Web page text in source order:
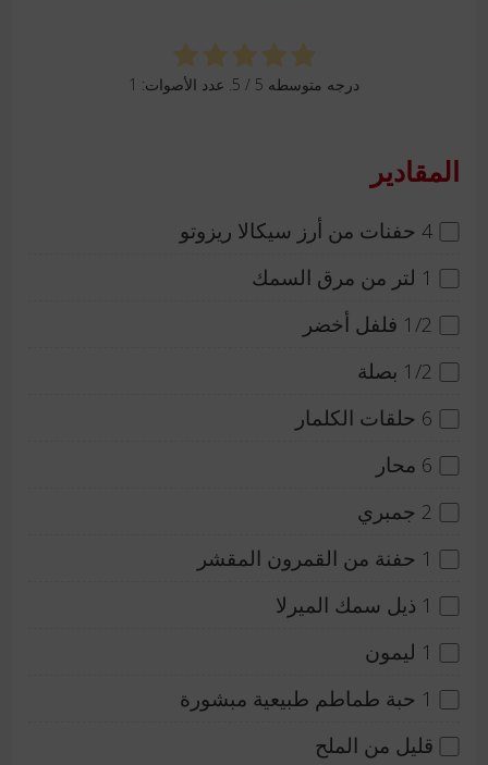
درجه متوسطه 5 / 5. عدد الأصوات: 1
المقادير
4 حفنات من أرز سيكالا ريزوتو
1 لتر من مرق السمك
1/2 فلفل أخضر
1/2 بصلة
6 حلقات الكلمار
6 محار
2 جمبري
1 حفنة من القمرون المقشر
1 ذيل سمك الميرلا
1 ليمون
1 حبة طماطم طبيعية مبشورة
قليل من الملح